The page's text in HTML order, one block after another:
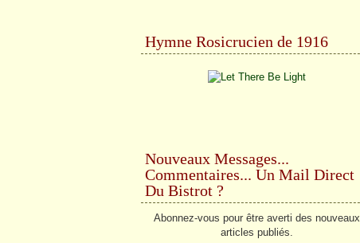
Hymne Rosicrucien de 1916
Nouveaux Messages...
Commentaires... Un Mail Direct
Du Bistrot ?
Abonnez-vous pour être averti des nouveaux
articles publiés.